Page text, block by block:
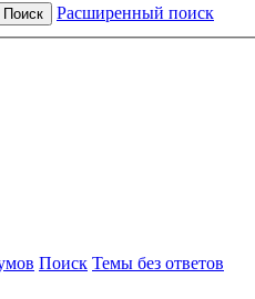
Поиск Расширенный поиск
Поиск Темы без ответов